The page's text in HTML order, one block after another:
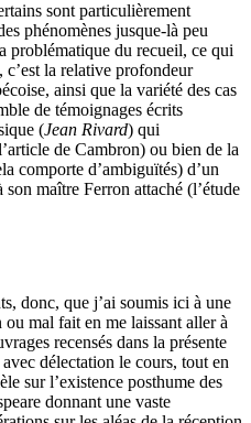
sont particulièrement
phénomènes jusque-là peu
problématique du recueil, ce qui
la relative profondeur
ainsi que la variété des cas
de témoignages écrits
(Jean Rivard) qui
de Cambron) ou bien de la
comporte d’ambiguïtés) d’un
maître Ferron attaché (l’étude
donc, que j’ai soumis ici à une
mal fait en me laissant aller à
recensés dans la présente
délectation le cours, tout en
sur l’existence posthume des
donnant une vaste